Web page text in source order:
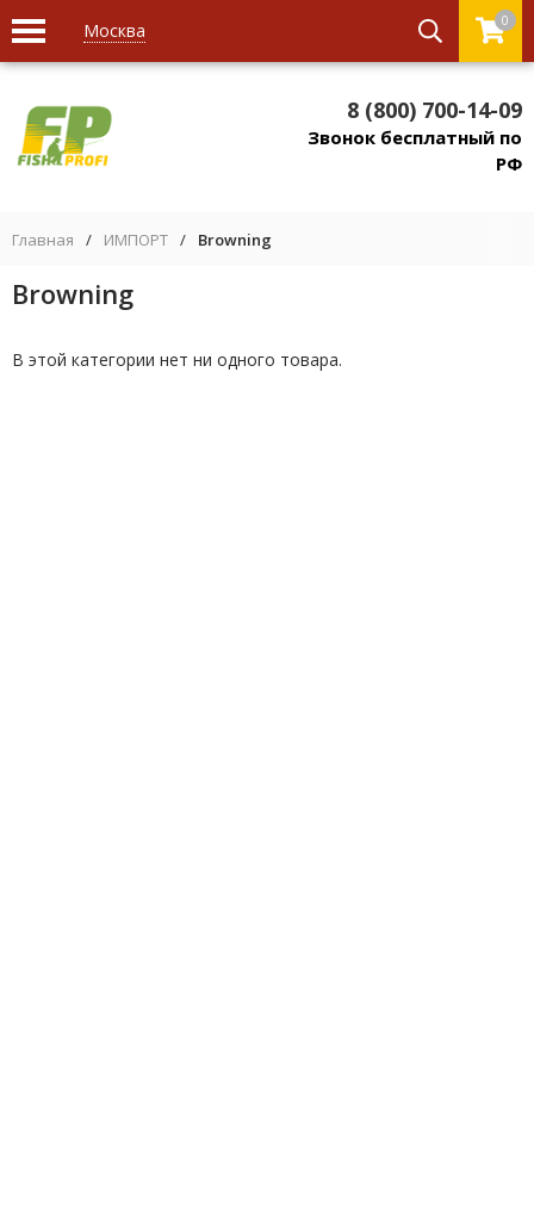
Москва 0
8 (800) 700-14-09
Звонок бесплатный по
РФ
Главная / ИМПОРТ / Browning
Browning
В этой категории нет ни одного товара.